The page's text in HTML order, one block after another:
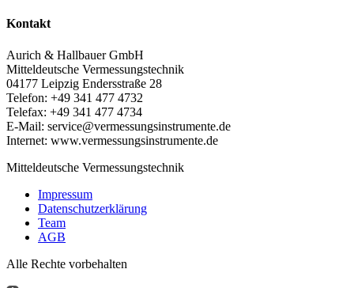
Kontakt
Aurich & Hallbauer GmbH
Mitteldeutsche Vermessungstechnik
04177 Leipzig Endersstraße 28
Telefon: +49 341 477 4732
Telefax: +49 341 477 4734
E-Mail: service@vermessungsinstrumente.de
Internet: www.vermessungsinstrumente.de
Mitteldeutsche Vermessungstechnik
Impressum
Datenschutzerklärung
Team
AGB
Alle Rechte vorbehalten